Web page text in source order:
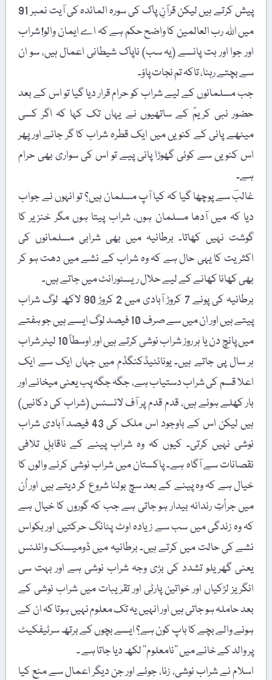
پیش کرتے ہیں لیکن قرآنِ پاک کی سورہ المائدہ کی آیت نمبر 91
میں اللہ رب العالمین کا واضح حکم ہے کہ اے ایمان والو! شراب
اور جوا اور بت پانسے (یہ سب) ناپاک شیطانی اعمال ہیں، سو ان
سے بچتے رہنا، تاکہ تم نجات پاؤ۔
جب مسلمانوں کے لیے شراب کو حرام قرار دیا گیا تو اس کے بعد
حضور نبی کریمؐ کے ساتھیوں نے یہاں تک کہا کہ اگر کسی
میٹھے پانی کے کنویں میں ایک قطرہ شراب کا گر جائے اور پھر
اس کنویں سے کوئی گھوڑا پانی پیے تو اس کی سواری بھی حرام
ہے۔
غالبؔ سے پوچھا گیا کہ کیا آپ مسلمان ہیں؟ تو انہوں نے جواب
دیا کہ میں آدھا مسلمان ہوں، شراب پیتا ہوں مگر خنزیر کا
گوشت نہیں کھاتا۔ برطانیہ میں بھی شرابی مسلمانوں کی
اکثریت کا یہی حال ہے کہ وہ شراب کے نشے میں دھت ہو کر
بھی کھانا کھانے کے لیے حلال ریسٹورانٹ میں جاتے ہیں۔
برطانیہ کی پونے 7 کروڑ آبادی میں 2 کروڑ 90 لاکھ لوگ شراب
پیتے ہیں اور ان میں سے صرف 10 فیصد لوگ ایسے ہیں جو ہفتے
میں پانچ دن یا ہر روز شراب نوشی کرتے ہیں اور اوسطاً 10 لیٹر شراب
ہر سال پی جاتے ہیں۔ یونائٹیڈکنگڈم میں جہاں ایک سے ایک
اعلا قسم کی شراب دستیاب ہے، جگہ جگہ پب یعنی میخانے اور
بار کھلے ہوئے ہیں، قدم قدم پر آف لائسنس (شراب کی دکانیں)
ہیں لیکن اس کے باوجود اس ملک کی 43 فیصد آبادی شراب
نوشی نہیں کرتی۔ کیوں کہ وہ شراب پینے کے ناقابلِ تلافی
نقصانات سے آگاہ ہے۔ پاکستان میں شراب نوشی کرنے والوں کا
خیال ہے کہ وہ پینے کے بعد سچ بولنا شروع کر دیتے ہیں اور اُن
میں جرأتِ رندانہ بیدار ہو جاتی ہے جب کہ گوروں کا خیال ہے
کہ وہ زندگی میں سب سے زیادہ اوٹ پٹانگ حرکتیں اور بکواس
نشے کی حالت میں کرتے ہیں۔ برطانیہ میں ڈومیسٹک وائلنس
یعنی گھریلو تشدد کی بڑی وجہ شراب نوشی ہے اور بہت سی
انگریز لڑکیاں اور خواتین پارٹی اور تقریبات میں شراب نوشی کے
بعد حاملہ ہو جاتی ہیں اور انہیں یہ تک معلوم نہیں ہوتا کہ ان کے
ہونے والے بچے کا باپ کون ہے؟ ایسے بچوں کے برتھ سرٹیفکیٹ
پر والد کے خانے میں ’’نامعلوم‘‘ لکھ دیا جاتا ہے ۔
اسلام نے شراب نوشی، زنا، جوئے اور جن دیگر اعمال سے منع کیا